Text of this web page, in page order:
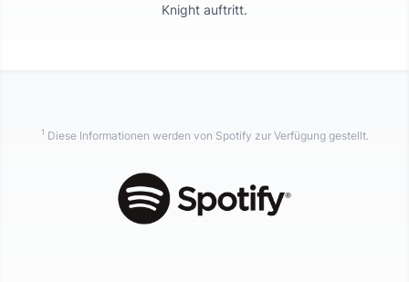
Knight auftritt.
1 Diese Informationen werden von Spotify zur Verfügung gestellt.